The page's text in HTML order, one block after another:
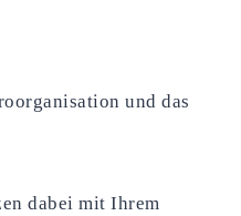
und das
dabei mit Ihrem